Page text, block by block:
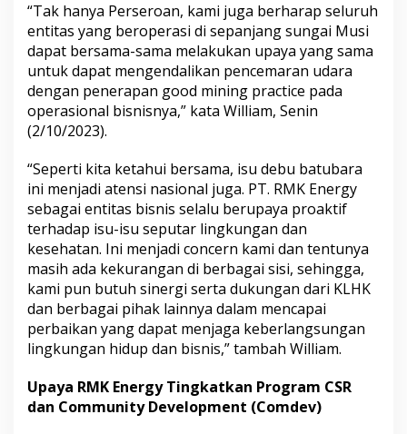
“Tak hanya Perseroan, kami juga berharap seluruh
entitas yang beroperasi di sepanjang sungai Musi
dapat bersama-sama melakukan upaya yang sama
untuk dapat mengendalikan pencemaran udara
dengan penerapan good mining practice pada
operasional bisnisnya,” kata William, Senin
(2/10/2023).
“Seperti kita ketahui bersama, isu debu batubara
ini menjadi atensi nasional juga. PT. RMK Energy
sebagai entitas bisnis selalu berupaya proaktif
terhadap isu-isu seputar lingkungan dan
kesehatan. Ini menjadi concern kami dan tentunya
masih ada kekurangan di berbagai sisi, sehingga,
kami pun butuh sinergi serta dukungan dari KLHK
dan berbagai pihak lainnya dalam mencapai
perbaikan yang dapat menjaga keberlangsungan
lingkungan hidup dan bisnis,” tambah William.
Upaya RMK Energy Tingkatkan Program CSR
dan Community Development (Comdev)